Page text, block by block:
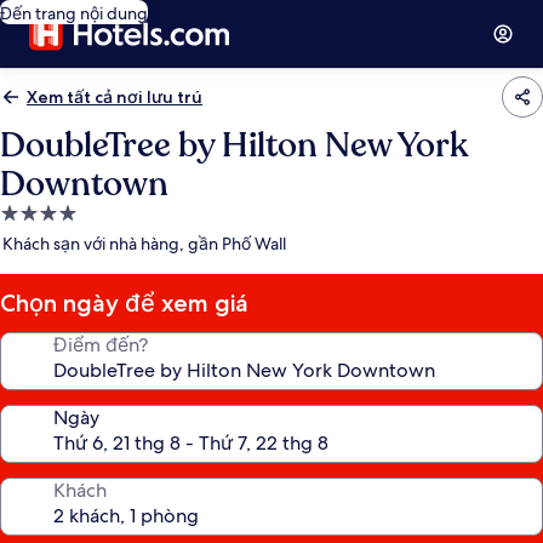
Đến trang nội dung
Xem tất cả nơi lưu trú
DoubleTree by Hilton New York
Downtown
Nơi
lưu
4.0
sao
Khách sạn với nhà hàng, gần Phố Wall
Chọn ngày để xem giá
Điểm đến?
Ngày
Khách